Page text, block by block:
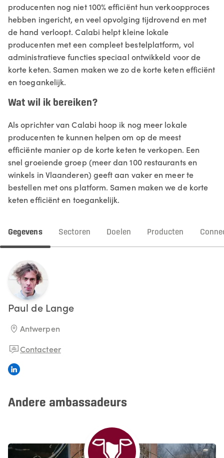
producenten nog niet 100% efficiënt hun verkoopproces
hebben ingericht, en veel opvolging tijdrovend en met
de hand verloopt. Calabi helpt kleine lokale
producenten met een compleet bestelplatform, vol
administratieve functies speciaal ontwikkeld voor de
korte keten. Samen maken we zo de korte keten efficiënt
en toegankelijk.
Wat wil ik bereiken?
Als oprichter van Calabi hoop ik nog meer lokale
producenten te kunnen helpen om op de meest
efficiënte manier op de korte keten te verkopen. Een
snel groeiende groep (meer dan 100 restaurants en
winkels in Vlaanderen) geeft aan vaker en meer te
bestellen met ons platform. Samen maken we de korte
keten efficiënt en toegankelijk.
Gegevens Sectoren Doelen Producten
Paul de Lange
Antwerpen
Contacteer
Andere ambassadeurs